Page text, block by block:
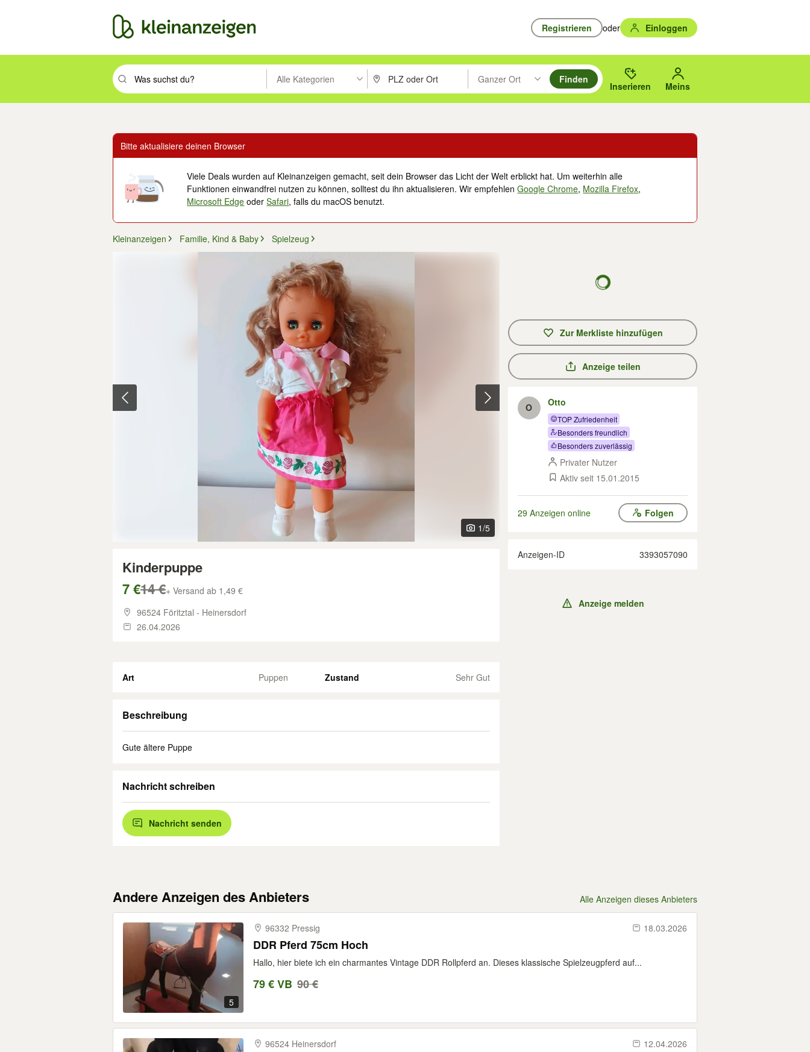
Registrieren oder Einloggen
Suchbegriff eingeben. Eingabetaste drücken um zu suchen, oder Vorschläge mit den Pfeiltasten nach oben/unten durchsuchen und mit Eingabetaste auswählen.
Alle Kategorien PLZ oder Ort eingeben. Eingabetaste drücken um zu suchen, oder Vorschläge mit den Pfeiltasten nach oben/
Ganzer Ort
Suche im Umkreis des gewählten Orts oder PLZ.
Finden
Inserieren Meins
Bitte aktualisiere deinen Browser
Viele Deals wurden auf Kleinanzeigen gemacht, seit dein Browser das Licht der Welt erblickt hat. Um weiterhin alle
Funktionen einwandfrei nutzen zu können, solltest du ihn aktualisieren. Wir empfehlenGoogle Chrome, Mozilla Firefox,
Microsoft Edge oderSafari, falls du macOS benutzt.
Kleinanzeigen Familie, Kind & Baby Spielzeug
1/5
Kinderpuppe
7 €14 €+ Versand ab 1,49 €
96524 Föritztal - Heinersdorf
26.04.2026
Art Puppen Zustand Sehr Gut
Beschreibung
Gute ältere Puppe
Nachricht schreiben
Nachricht senden
Zur Merkliste hinzufügen
Anzeige teilen
O Otto
TOP Zufriedenheit
Besonders freundlich
Besonders zuverlässig
Privater Nutzer
Aktiv seit 15.01.2015
29 Anzeigen online Folgen
Anzeigen-ID 3393057090
Anzeige melden
Andere Anzeigen des Anbieters Alle Anzeigen dieses Anbieters
5
96332 Pressig 18.03.2026
DDR Pferd 75cm Hoch
Hallo, hier biete ich ein charmantes Vintage DDR Rollpferd an. Dieses klassische Spielzeugpferd auf...
79 € VB 90 €
96524 Heinersdorf 12.04.2026